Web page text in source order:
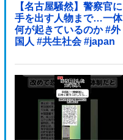
【名古屋騒然】警察官に
手を出す人物まで…一体
何が起きているのか #外
国人 #共生社会 #japan